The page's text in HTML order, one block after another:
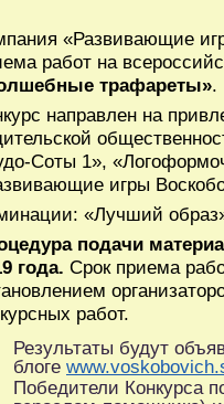
«Развивающие
работ на
трафареты».
направлен на
Соты 1»,
игры
«Лучший
подачи
года. Срок приема
работ.
Результаты будут
блоге
Победители Конкурса